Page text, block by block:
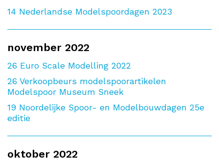
14 Nederlandse Modelspoordagen 2023
november 2022
26 Euro Scale Modelling 2022
26 Verkoopbeurs modelspoorartikelen
Modelspoor Museum Sneek
19 Noordelijke Spoor- en Modelbouwdagen 25e
editie
oktober 2022